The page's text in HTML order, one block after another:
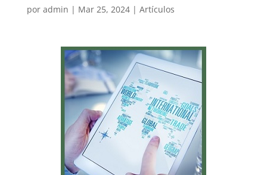
por admin | Mar 25, 2024| Artículos